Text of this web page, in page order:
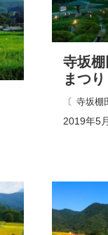
2019年5
寺坂棚
寺坂
まつり